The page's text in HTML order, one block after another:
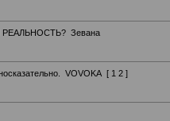
Зевана
VOVOKA [ 1 2 ]